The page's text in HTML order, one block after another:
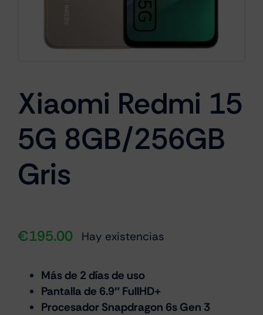
Cámaras
Marcas
Xiaomi Redmi 15
5G 8GB/256GB
Gris
€195.00 Hay existencias
Más de 2 días de uso
Pantalla de 6.9″ FullHD+
Procesador Snapdragon 6s Gen 3